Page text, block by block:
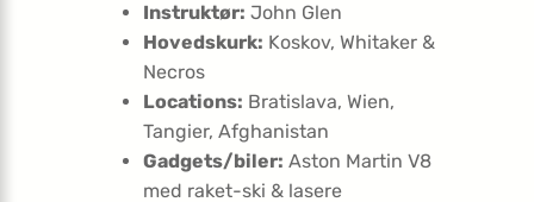
Instruktør: John Glen
Hovedskurk: Koskov, Whitaker &
Necros
Locations: Bratislava, Wien,
Tangier, Afghanistan
Gadgets/biler: Aston Martin V8
med raket-ski & lasere